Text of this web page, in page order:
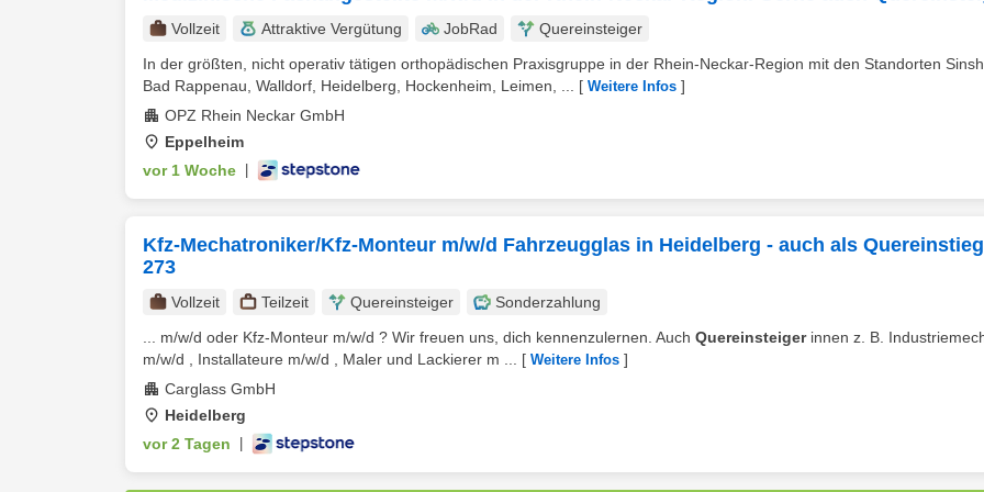
Vollzeit Attraktive Vergütung JobRad
Quereinsteiger
In der größten, nicht operativ tätigen orthopädischen Praxisgruppe in der Rhein-Neckar-Region mit den Standorten
Bad Rappenau, Walldorf, Heidelberg, Hockenheim, Leimen, ...
[ Weitere Infos ]
OPZ Rhein Neckar GmbH
Eppelheim
vor 1 Woche
Kfz-Mechatroniker/Kfz-Monteur m/w/d Fahrzeugglas in Heidelberg - auch als
273
Vollzeit Teilzeit Quereinsteiger
Sonderzahlung
... m/w/d oder Kfz-Monteur m/w/d ? Wir freuen uns, dich kennenzulernen. Auch Quereinsteigerinnen z. B.
m/w/d , Installateure m/w/d , Maler und Lackierer m ...
[ Weitere Infos ]
Carglass GmbH
Heidelberg
vor 2 Tagen